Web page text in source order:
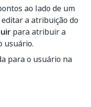
ao lado de um
a atribuição do
para atribuir a
usuário.
para o usuário na